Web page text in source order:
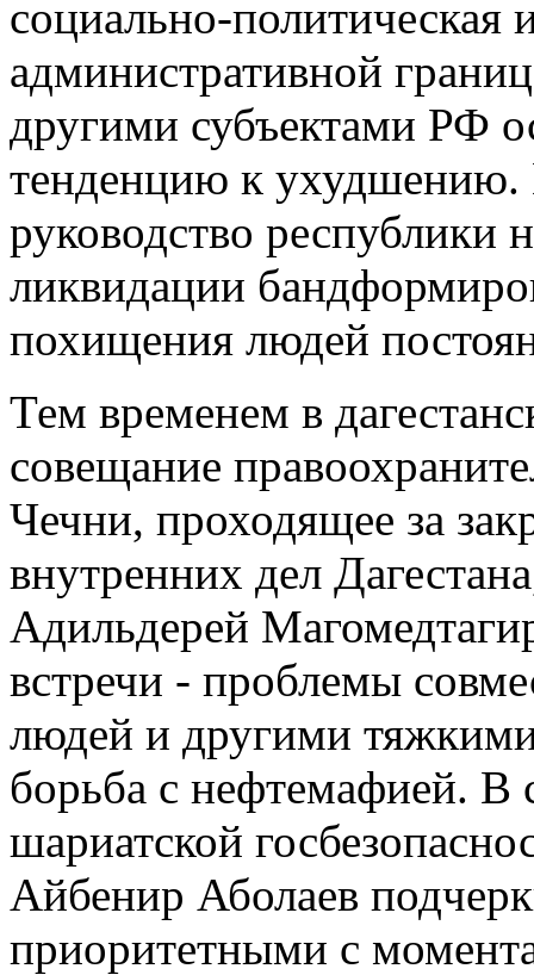
социально-политическая
административной
другими субъектами РФ
тенденцию к ухудшению.
руководство
ликвидации
похищения людей
Тем временем в
совещание
Чечни, проходящее за
внутренних дел
Адильдерей
встречи - проблемы
людей и другими
борьба с нефтемафией. В
шариатской
Айбенир Аболаев
приоритетными с